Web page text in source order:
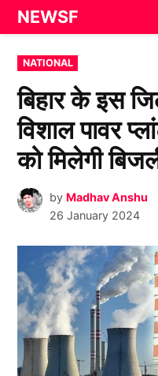
Skip
to
content
NEWSF
POSTED
IN
NATIONAL
बिहार के इस
विशाल पावर
को मिलेगी
by Madhav Anshu
26 January 2024